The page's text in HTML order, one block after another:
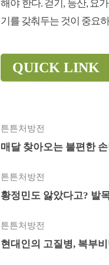
해야 한다. 걷기, 등산, 요
기를 갖춰두는 것이 중요
QUICK LINK
튼튼처방전
매달 찾아오는 불편한
튼튼처방전
황정민도 앓았다고? 발
튼튼처방전
현대인의 고질병, 복부